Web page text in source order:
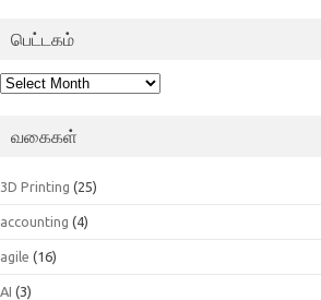
பெட்டகம்
பெட்டகம்
வகைகள்
3D Printing (25)
accounting (4)
agile (16)
AI (3)